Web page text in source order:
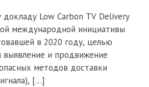
докладу Low Carbon TV Delivery
международной инициативы
в 2020 году, целью
выявление и продвижение
методов доставки
[…]